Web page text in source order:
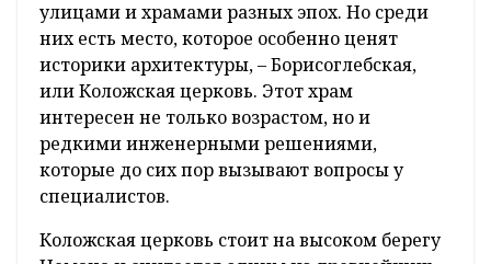
Гродно известен богатым историческим
памятников архитектуры.